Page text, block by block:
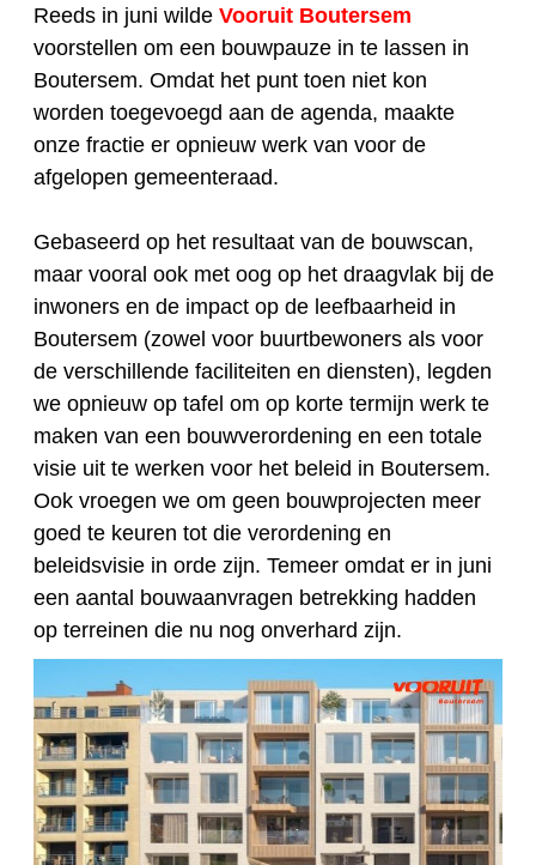
Reeds in juni wilde Vooruit Boutersem
voorstellen om een bouwpauze in te lassen in
Boutersem. Omdat het punt toen niet kon
worden toegevoegd aan de agenda, maakte
onze fractie er opnieuw werk van voor de
afgelopen gemeenteraad.
Gebaseerd op het resultaat van de bouwscan,
maar vooral ook met oog op het draagvlak bij de
inwoners en de impact op de leefbaarheid in
Boutersem (zowel voor buurtbewoners als voor
de verschillende faciliteiten en diensten), legden
we opnieuw op tafel om op korte termijn werk te
maken van een bouwverordening en een totale
visie uit te werken voor het beleid in Boutersem.
Ook vroegen we om geen bouwprojecten meer
goed te keuren tot die verordening en
beleidsvisie in orde zijn. Temeer omdat er in juni
een aantal bouwaanvragen betrekking hadden
op terreinen die nu nog onverhard zijn.